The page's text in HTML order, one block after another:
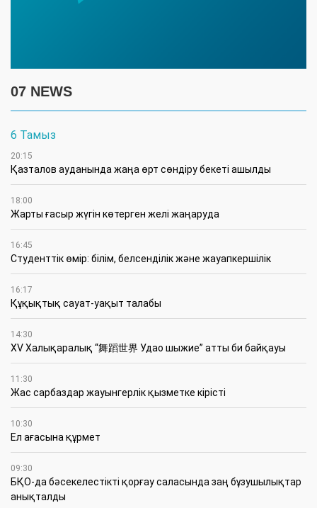
07 NEWS
6 Тамыз
20:15
Қазталов ауданында жаңа өрт сөндіру бекеті ашылды
18:00
Жарты ғасыр жүгін көтерген желі жаңаруда
16:45
Студенттік өмір: білім, белсенділік және жауапкершілік
16:17
Құқықтық сауат-уақыт талабы
14:30
XV Халықаралық “舞蹈世界 Удао шыжие” атты би байқауы
11:30
Жас сарбаздар жауынгерлік қызметке кірісті
10:30
Ел ағасына құрмет
09:30
БҚО-да бәсекелестікті қорғау саласында заң бұзушылықтар
анықталды